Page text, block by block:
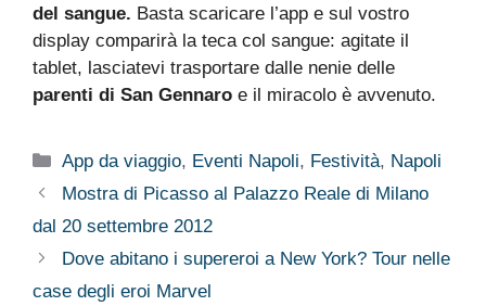
del sangue. Basta scaricare l’app e sul vostro
display comparirà la teca col sangue: agitate il
tablet, lasciatevi trasportare dalle nenie delle
parenti di San Gennaro e il miracolo è avvenuto.
Categorie
App da viaggio, Eventi Napoli, Festività, Napoli
Mostra di Picasso al Palazzo Reale di Milano
dal 20 settembre 2012
Dove abitano i supereroi a New York? Tour nelle
case degli eroi Marvel